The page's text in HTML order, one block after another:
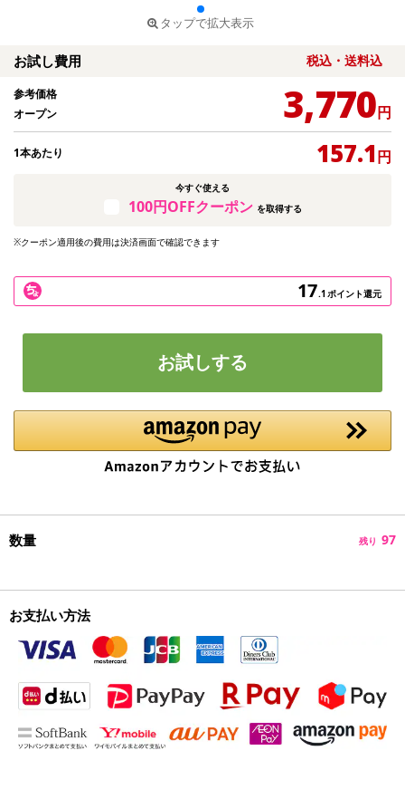
タップで拡大表示
お試し費用 税込・送料込
参考価格
オープン
3,770円
1本あたり 157.1円
今すぐ使える
100円OFFクーポン を取得する
※クーポン適用後の費用は決済画面で確認できます
17.1ポイント還元
お試しする
数量 残り 97
お支払い方法